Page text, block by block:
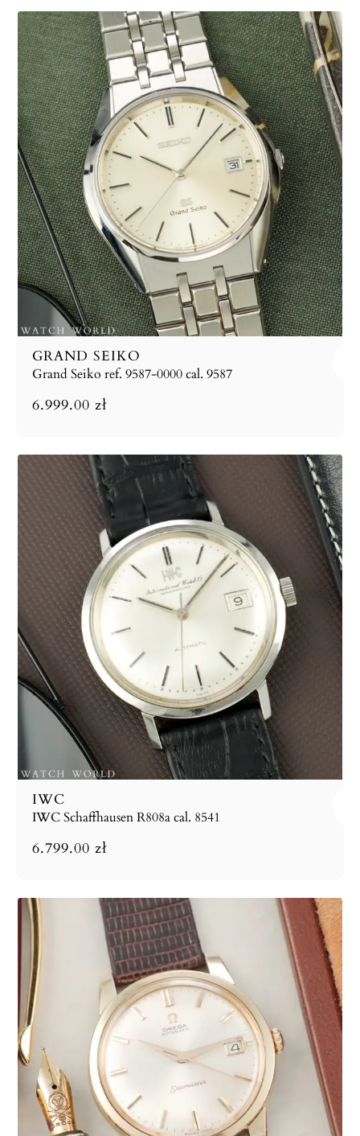
GRAND SEIKO
Grand Seiko ref. 9587-0000 cal. 9587
6.999.00 zł
IWC
IWC Schaffhausen R808a cal. 8541
6.799.00 zł